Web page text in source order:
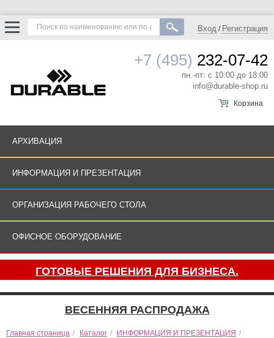
Вход / Регистрация
+7 (495) 232-07-42
пн.-пт: с 10:00 до 18:00
info@durable-shop.ru
Корзина
АРХИВАЦИЯ
ИНФОРМАЦИЯ И ПРЕЗЕНТАЦИЯ
ОРГАНИЗАЦИЯ РАБОЧЕГО СТОЛА
ОФИСНОЕ ОБОРУДОВАНИЕ
ГОТОВЫЕ РЕШЕНИЯ ДЛЯ БИЗНЕСА.
ВЕСЕННЯЯ РАСПРОДАЖА
Главная страница / Каталог / ИНФОРМАЦИЯ И ПРЕЗЕНТАЦИЯ /